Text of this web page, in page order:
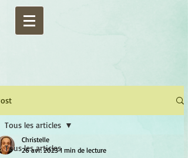
Tous les articles
Tous les articles
Christelle
26 avr. 2023 1 min de lecture